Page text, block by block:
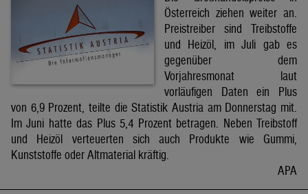
Österreich ziehen weiter an.
Preistreiber sind Treibstoffe
und Heizöl, im Juli gab es
gegenüber dem
Vorjahresmonat laut
vorläufigen Daten ein Plus
von 6,9 Prozent, teilte die Statistik Austria am Donnerstag mit.
Im Juni hatte das Plus 5,4 Prozent betragen. Neben Treibstoff
und Heizöl verteuerten sich auch Produkte wie Gummi,
Kunststoffe oder Altmaterial kräftig.
APA